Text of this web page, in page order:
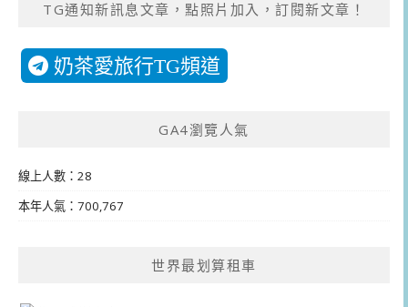
TG通知新訊息文章，點照片加入，訂閱新文章！
奶茶愛旅行TG頻道
GA4瀏覽人氣
線上人數：28
本年人氣：700,767
世界最划算租車